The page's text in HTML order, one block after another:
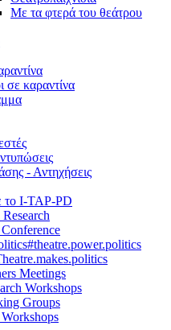
Με τα φτερά του θεάτρου
σε καραντίνα
- Αντηχήσεις
το I-TAP-PD
Meetings
Workshops
Groups